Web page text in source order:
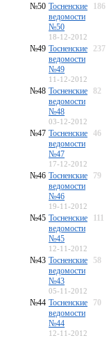
№50 Тосненские
ведомости
№50
18-12-2012
186
№49 Тосненские
ведомости
№49
11-12-2012
237
№48 Тосненские
ведомости
№48
03-12-2012
82
№47 Тосненские
ведомости
№47
17-12-2012
46
№46 Тосненские
ведомости
№46
19-11-2012
79
№45 Тосненские
ведомости
№45
12-11-2012
111
№43 Тосненские
ведомости
№43
05-11-2012
58
№44 Тосненские
ведомости
№44
12-11-2012
70